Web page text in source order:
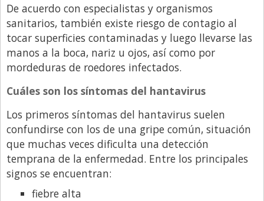
Publicidad y Marketing
Real Estate y Propiedades
Responsabilidad Social
Salidas
Show Business
Sociedad
Tecnología
Tendencias
De acuerdo con especialistas y organismos
sanitarios, también existe riesgo de contagio al
tocar superficies contaminadas y luego llevarse las
manos a la boca, nariz u ojos, así como por
mordeduras de roedores infectados.
Cuáles son los síntomas del hantavirus
Los primeros síntomas del hantavirus suelen
confundirse con los de una gripe común, situación
que muchas veces dificulta una detección
temprana de la enfermedad. Entre los principales
signos se encuentran:
fiebre alta